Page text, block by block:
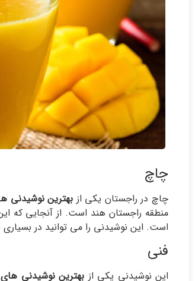
چاچ
چاچ در راجستان یکی از بهترین نوشیدنی
منطقه راجستان هند است. از آنجایی که
است. این نوشیدنی را می توانید در
فنی
این نوشیدنی یکی از بهترین نوشیدنی